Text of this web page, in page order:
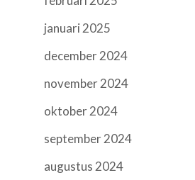
januari 2025
december 2024
november 2024
oktober 2024
september 2024
augustus 2024